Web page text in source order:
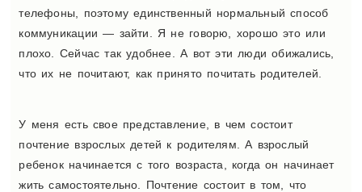
телефоны, поэтому единственный нормальный способ
коммуникации — зайти. Я не говорю, хорошо это или
плохо. Сейчас так удобнее. А вот эти люди обижались,
что их не почитают, как принято почитать родителей.
У меня есть свое представление, в чем состоит
почтение взрослых детей к родителям. А взрослый
ребенок начинается с того возраста, когда он начинает
жить самостоятельно. Почтение состоит в том, что